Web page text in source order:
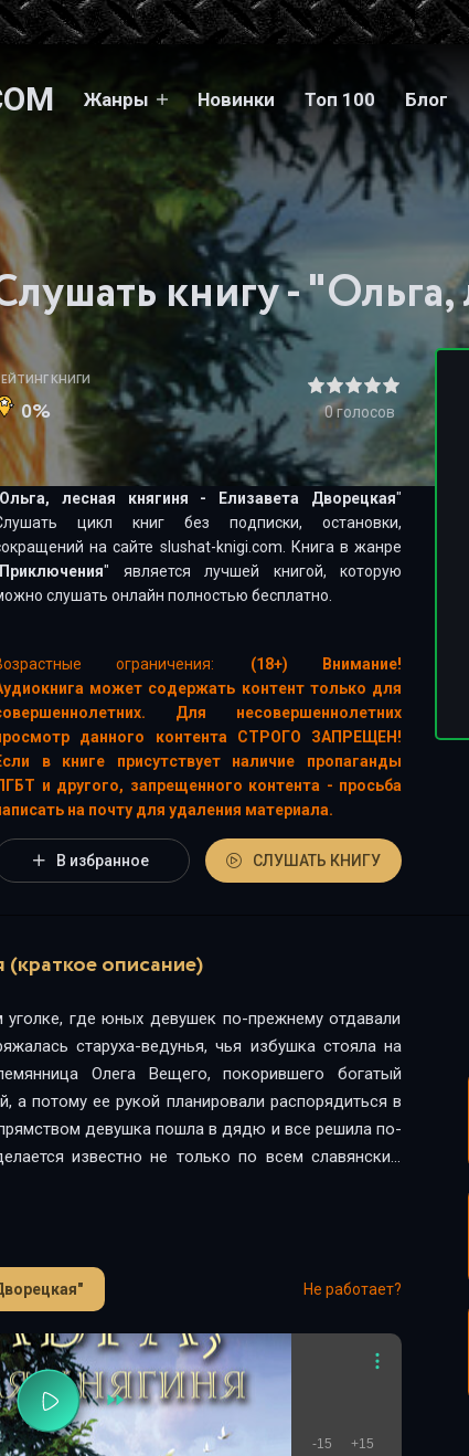
Жанры Новинки Топ 100 Блог
КНИГИ
0% 0голосов
Ольга, лесная княгиня - Елизавета Дворецкая"
цикл книг без подписки, остановки,
на сайте slushat-knigi.com. Книга в жанре
Приключения" является лучшей книгой, которую
слушать онлайн полностью бесплатно.
ограничения:
(18+) Внимание!
может содержать контент только для
Для несовершеннолетних
данного контента СТРОГО ЗАПРЕЩЕН!
в книге присутствует наличие пропаганды
и другого, запрещенного контента - просьба
на почту для удаления материала.
В избранное СЛУШАТЬ КНИГУ
описание)
где юных девушек по-прежнему отдавали
старуха-ведунья, чья избушка стояла на
Олега Вещего, покорившего богатый
а потому ее рукой планировали распорядиться в
девушка пошла в дядю и все решила по-
известно не только по всем славянским
Не работает?
-15 +15